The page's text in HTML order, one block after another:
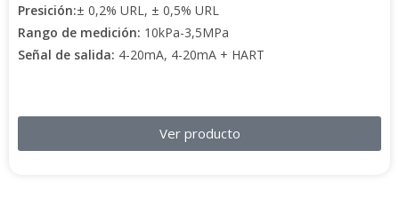
Presición:± 0,2% URL, ± 0,5% URL
Rango de medición: 10kPa-3,5MPa
Señal de salida: 4-20mA, 4-20mA + HART
Ver producto